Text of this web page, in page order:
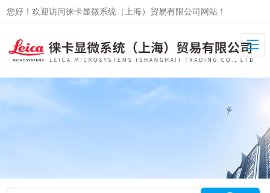
您好！欢迎访问徕卡显微系统（上海）贸易有限公司网站！